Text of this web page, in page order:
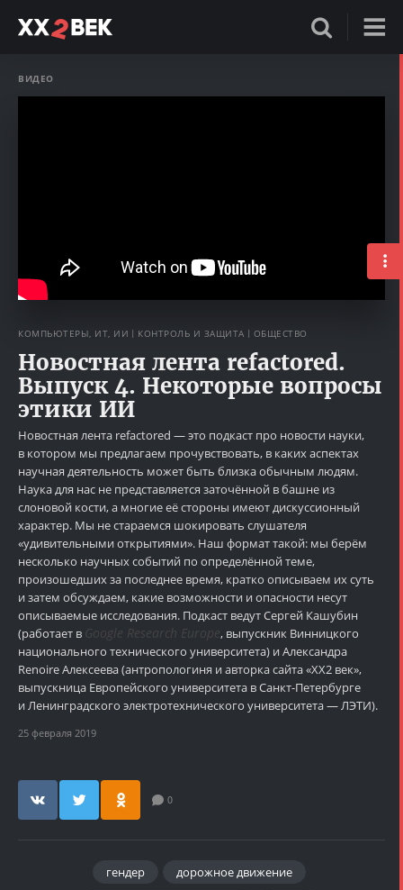
ВИДЕО
КОМПЬЮТЕРЫ, ИТ, ИИ КОНТРОЛЬ И ЗАЩИТА ОБЩЕСТВО
Новостная лента refactored.
Выпуск 4. Некоторые вопросы
этики ИИ
Новостная лента refactored — это подкаст про новости науки,
в котором мы предлагаем прочувствовать, в каких аспектах
научная деятельность может быть близка обычным людям.
Наука для нас не представляется заточённой в башне из
слоновой кости, а многие её стороны имеют дискуссионный
характер. Мы не стараемся шокировать слушателя
«удивительными открытиями». Наш формат такой: мы берём
несколько научных событий по определённой теме,
произошедших за последнее время, кратко описываем их суть
и затем обсуждаем, какие возможности и опасности несут
описываемые исследования. Подкаст ведут Сергей Кашубин
(работает в Google Research Europe, выпускник Винницкого
национального технического университета) и Александра
Renoire Алексеева (антропологиня и авторка сайта «XX2 век»,
выпускница Европейского университета в Санкт-Петербурге
и Ленинградского электротехнического университета — ЛЭТИ).
25 февраля 2019
0
гендер
дорожное движение